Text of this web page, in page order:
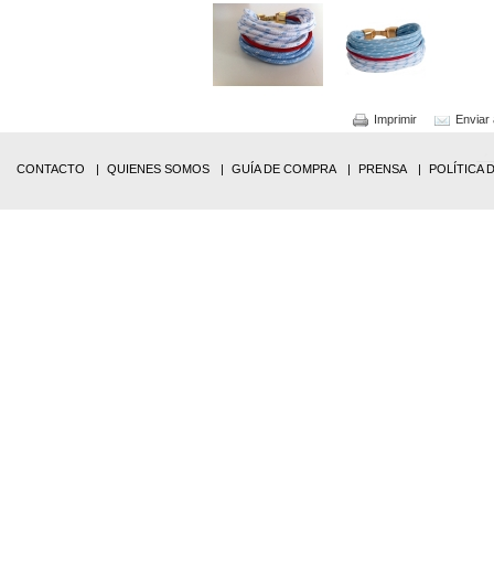
Enviar
Imprimir
CONTACTO QUIENES SOMOS GUÍA DE COMPRA PRENSA POLÍTICA